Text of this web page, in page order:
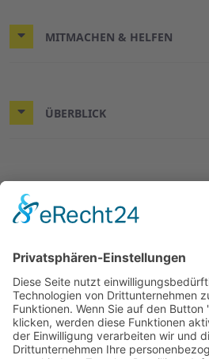
MITMACHEN & HELFEN
ÜBERBLICK
Impressum
Datenschutz
ASB.de